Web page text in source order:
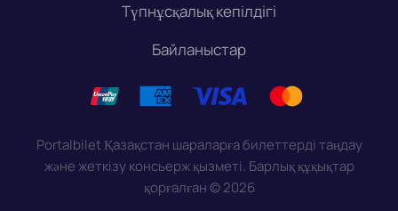
Түпнұсқалық кепілдігі
Байланыстар
Portalbilet Қазақстан шараларға билеттерді таңдау
және жеткізу консьерж қызметі. Барлық құқықтар
қорғалған©2026